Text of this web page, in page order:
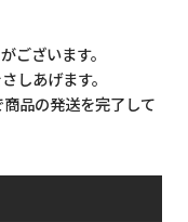
ございます。
しあげます。
品の発送を完了して